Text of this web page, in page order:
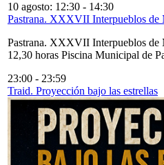
10 agosto: 12:30 - 14:30
Pastrana. XXXVII Interpueblos de
Pastrana. XXXVII Interpueblos de
12,30 horas Piscina Municipal de
23:00 - 23:59
Traid. Proyección bajo las estrellas